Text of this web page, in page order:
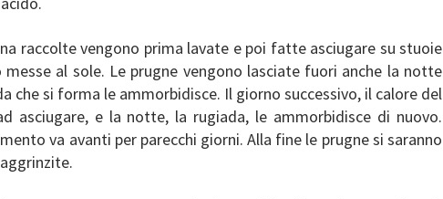
raccolte vengono prima lavate e poi fatte asciugare su stuoie
al sole. Le prugne vengono lasciate fuori anche la notte
che si forma le ammorbidisce. Il giorno successivo, il calore del
asciugare, e la notte, la rugiada, le ammorbidisce di nuovo.
va avanti per parecchi giorni. Alla fine le prugne si saranno